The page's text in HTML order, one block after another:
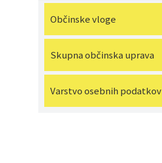
Občinske vloge
Skupna občinska uprava
Varstvo osebnih podatkov